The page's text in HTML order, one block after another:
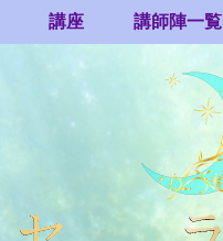
講座 講師陣一覧